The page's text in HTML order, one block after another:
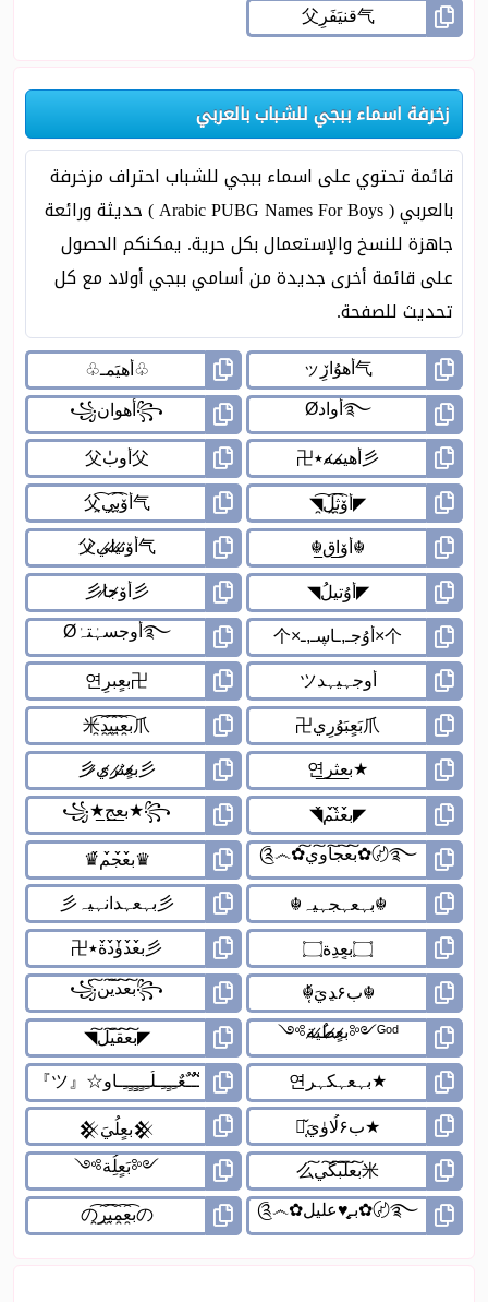
زخرفة اسماء ببجي للشباب بالعربي
قائمة تحتوي على اسماء ببجي للشباب احتراف مزخرفة
بالعربي ( Arabic PUBG Names For Boys ) حديثة ورائعة
جاهزة للنسخ والإستعمال بكل حرية. يمكنكم الحصول
على قائمة أخرى جديدة من أسامي ببجي أولاد مع كل
تحديث للصفحة.